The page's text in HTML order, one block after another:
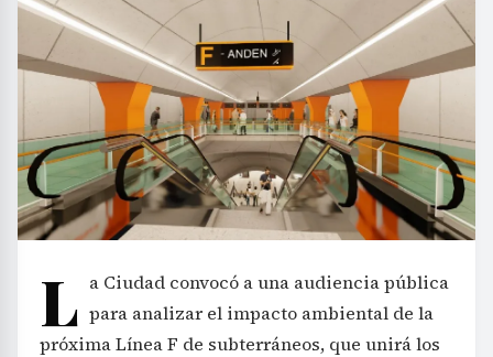
L a Ciudad convocó a una audiencia pública
para analizar el impacto ambiental de la
próxima Línea F de subterráneos, que unirá los